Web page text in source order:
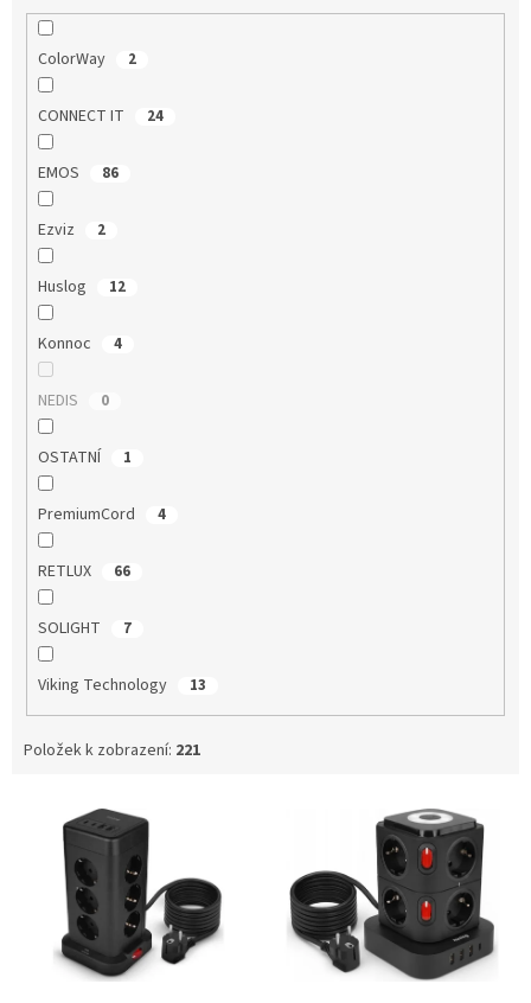
ColorWay 2
CONNECT IT 24
EMOS 86
Ezviz 2
Huslog 12
Konnoc 4
NEDIS 0
OSTATNÍ 1
PremiumCord 4
RETLUX 66
SOLIGHT 7
Viking Technology 13
Položek k zobrazení: 221